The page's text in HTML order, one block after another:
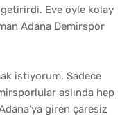
getirirdi. Eve öyle kolay
Adana Demirspor
istiyorum. Sadece
aslında hep
giren çaresiz